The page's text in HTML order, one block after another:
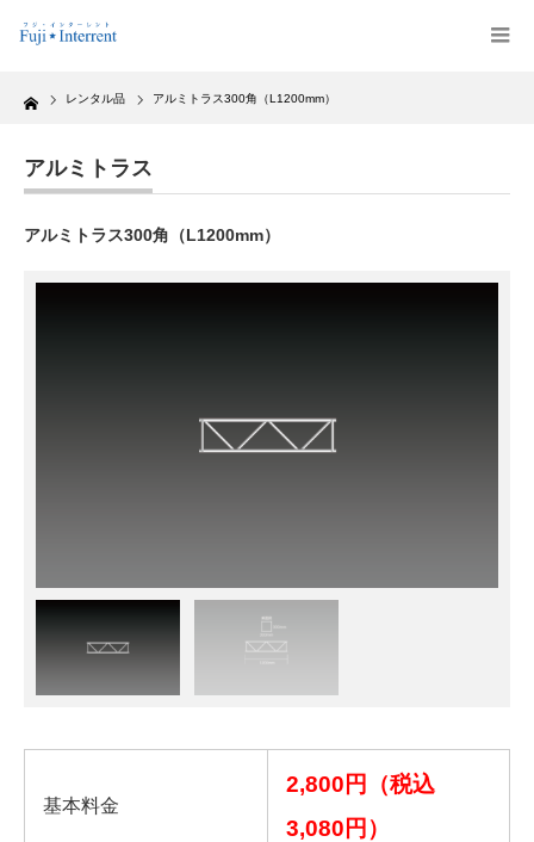
Home レンタル品 アルミトラス300角（L1200mm）
アルミトラス
アルミトラス300角（L1200mm）
基本料金
2,800円（税込
3,080円）